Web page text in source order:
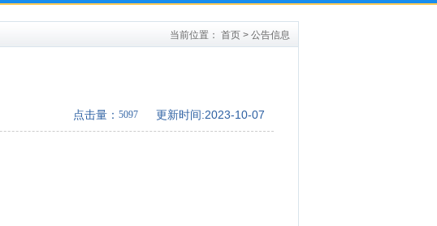
当前位置： 首页> 公告信息
点击量： 更新时间:2023-10-07